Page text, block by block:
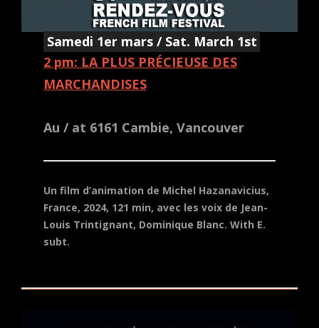
Samedi 1er mars / Sat. March 1st
2 pm: LA PLUS PRÉCIEUSE DES
MARCHANDISES
Au / at 6161 Cambie, Vancouver
Un film d’animation de Michel Hazanavicius,
France, 2024, 121 min, avec les voix de Jean-
Louis Trintignant, Dominique Blanc. With E.
subt.